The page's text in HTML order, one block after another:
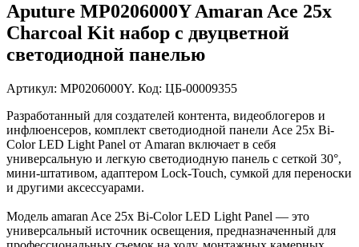
Aputure MP0206000Y Amaran Ace 25x
Charcoal Kit набор с двуцветной
светодиодной панелью
Артикул: MP0206000Y. Код: ЦБ-00009355
Разработанный для создателей контента, видеоблогеров и
инфлюенсеров, комплект светодиодной панели Ace 25x Bi-
Color LED Light Panel от Amaran включает в себя
универсальную и легкую светодиодную панель с сеткой 30°,
мини-штативом, адаптером Lock-Touch, сумкой для переноски
и другими аксессуарами.
Модель amaran Ace 25x Bi-Color LED Light Panel — это
универсальный источник освещения, предназначенный для